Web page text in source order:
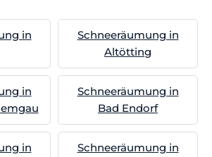
in
Schneeräumung in
Altötting
in
Schneeräumung in
Bad Endorf
in
Schneeräumung in